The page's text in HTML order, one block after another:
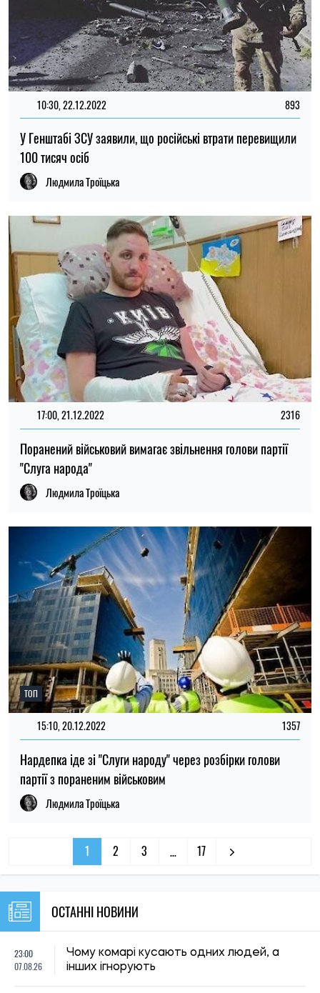
10:30, 22.12.2022 893
У Генштабі ЗСУ заявили, що російські втрати перевищили
100 тисяч осіб
Людмила Троїцька
17:00, 21.12.2022 2316
Поранений військовий вимагає звільнення голови партії
"Слуга народа"
Людмила Троїцька
ТОП
15:10, 20.12.2022 1357
Нардепка іде зі "Слуги народу" через розбірки голови
партії з пораненим військовим
Людмила Троїцька
1 2 3 … 17
ОСТАННІ НОВИНИ
23:00
07.08.26
Чому комарі кусають одних людей, а
інших ігнорують